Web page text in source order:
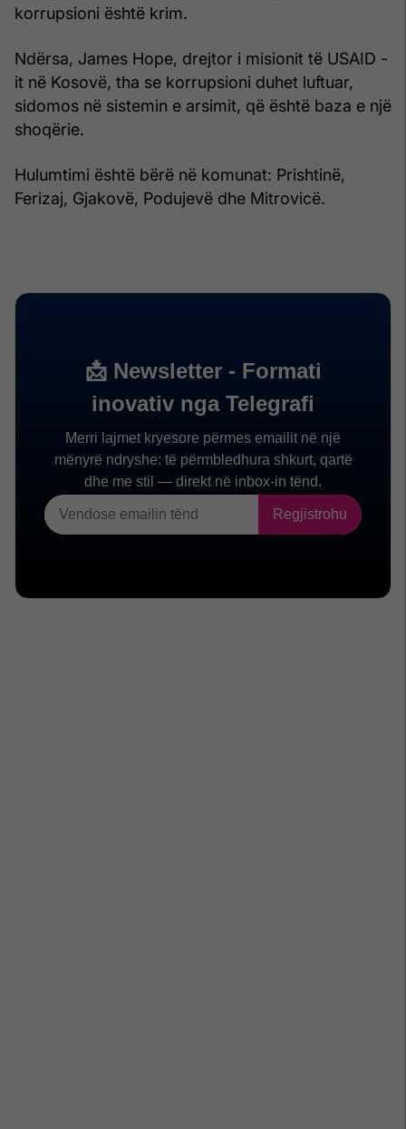
korrupsioni është krim.
Ndërsa, James Hope, drejtor i misionit të USAID -
it në Kosovë, tha se korrupsioni duhet luftuar,
sidomos në sistemin e arsimit, që është baza e një
shoqërie.
Hulumtimi është bërë në komunat: Prishtinë,
Ferizaj, Gjakovë, Podujevë dhe Mitrovicë.